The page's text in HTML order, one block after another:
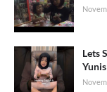
Lets
Yunis